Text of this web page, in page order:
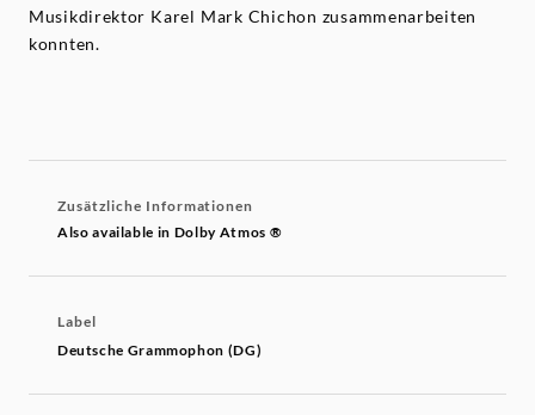
Musikdirektor Karel Mark Chichon zusammenarbeiten
konnten.
Zusätzliche Informationen
Also available in Dolby Atmos ®
Label
Deutsche Grammophon (DG)